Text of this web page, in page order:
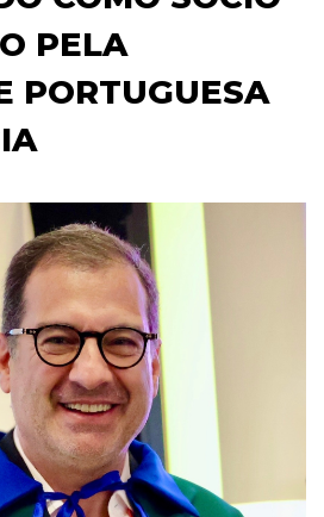
PELA
PORTUGUESA